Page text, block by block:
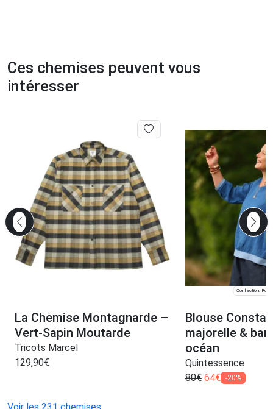
Ces chemises peuvent vous
intéresser
La Chemise Montagnarde –
Vert-Sapin Moutarde
Tricots Marcel
129,90€
Confection:
Blouse
majorelle &
océan
Quintessence
80€ 64€ -20%